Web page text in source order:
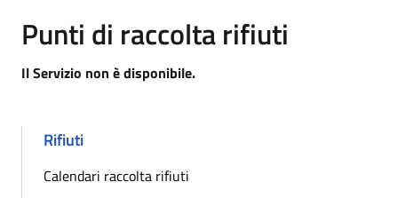
Punti di raccolta rifiuti
Il Servizio non è disponibile.
Rifiuti
Calendari raccolta rifiuti